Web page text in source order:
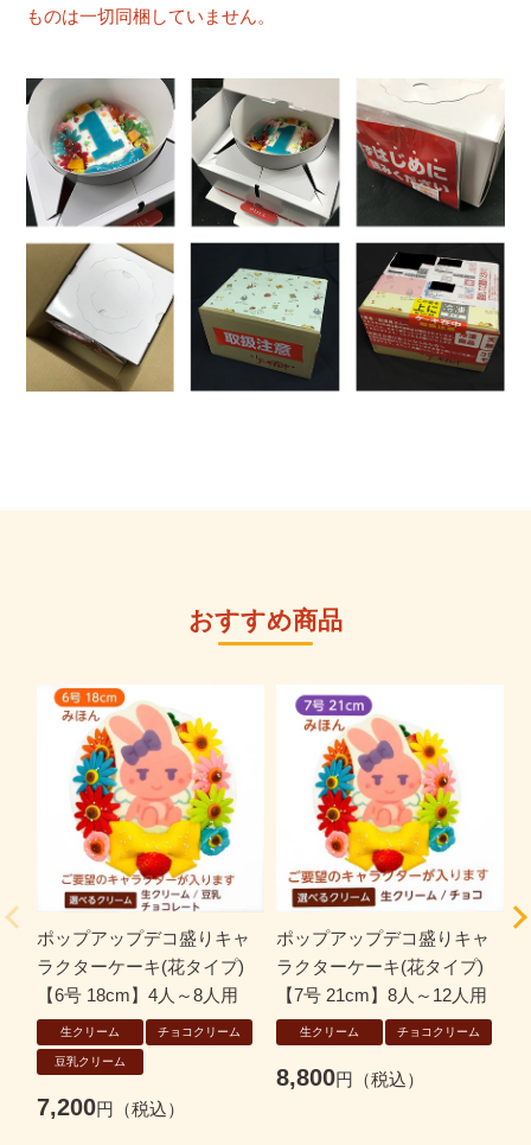
ものは一切同梱していません。
おすすめ商品
ポップアップデコ盛りキャ
ラクターケーキ(花タイプ)
【6号 18cm】4人～8人用
生クリーム チョコクリーム
豆乳クリーム
7,200
ポップアップデコ盛りキャ
ラクターケーキ(花タイプ)
【7号 21cm】8人～12人用
生クリーム チョコクリーム
8,800